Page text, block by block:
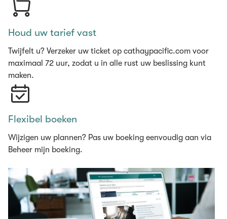
Houd uw tarief vast
Twijfelt u? Verzeker uw ticket op cathaypacific.com voor
maximaal 72 uur, zodat u in alle rust uw beslissing kunt
maken.
Flexibel boeken
Wijzigen uw plannen? Pas uw boeking eenvoudig aan via
Beheer mijn boeking.